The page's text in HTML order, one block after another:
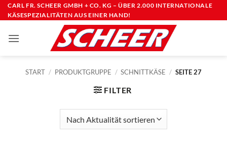
Zum
Inhalt
CARL FR. SCHEER GMBH + CO. KG – ÜBER 2.000 INTERNATIONALE
KÄSESPEZIALITÄTEN AUS EINER HAND!
START / PRODUKTGRUPPE / SCHNITTKÄSE / SEITE 27
FILTER